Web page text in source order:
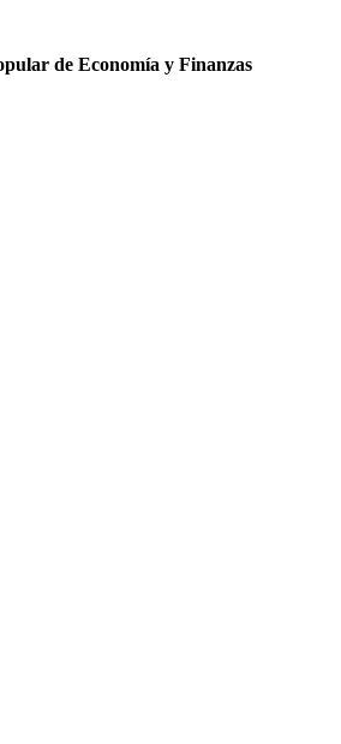
de Economía y Finanzas